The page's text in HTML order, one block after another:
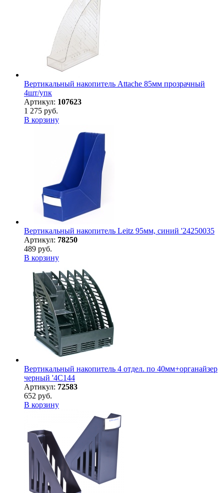
Вертикальный накопитель Attache 85мм прозрачный
4шт/упк
Артикул: 107623
1 275 руб.
В корзину
Вертикальный накопитель Leitz 95мм, синий '24250035
Артикул: 78250
489 руб.
В корзину
Вертикальный накопитель 4 отдел. по 40мм+органайзер
черный '4C144
Артикул: 72583
652 руб.
В корзину